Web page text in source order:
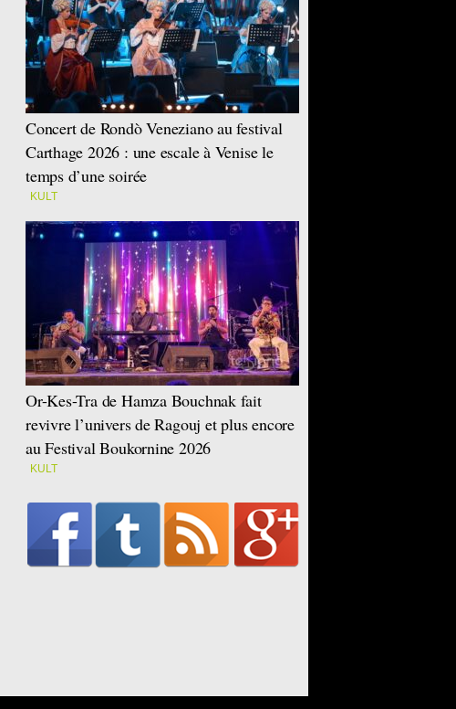
Concert de Rondò Veneziano au festival
Carthage 2026 : une escale à Venise le
temps d’une soirée
KULT
Or-Kes-Tra de Hamza Bouchnak fait
revivre l’univers de Ragouj et plus encore
au Festival Boukornine 2026
KULT